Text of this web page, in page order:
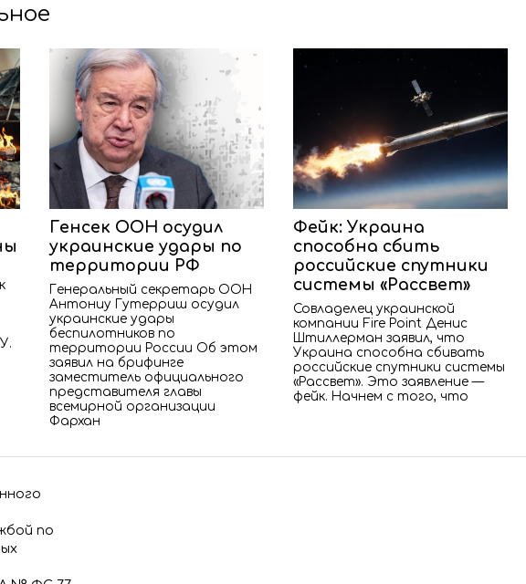
Генсек ООН осудил
украинские удары по
территории РФ
Генеральный секретарь ООН
Антониу Гутерриш осудил
украинские удары
беспилотников по
территории России Об этом
заявил на брифинге
заместитель официального
представителя главы
всемирной организации
Фархан
Фейк: Украина
способна сбить
российские спутники
системы «Рассвет»
Совладелец украинской
компании Fire Point Денис
Штиллерман заявил, что
Украина способна сбивать
российские спутники системы
«Рассвет». Это заявление —
фейк. Начнем с того, что
по